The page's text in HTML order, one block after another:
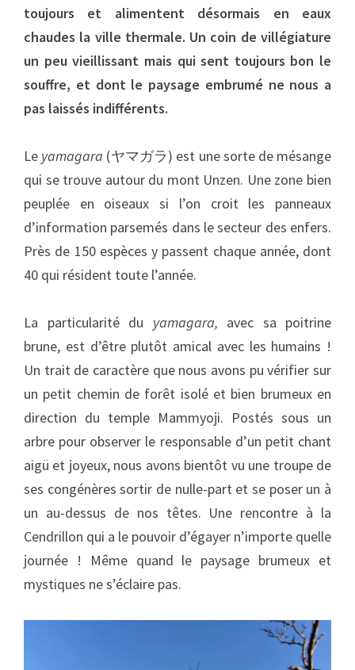
toujours et alimentent désormais en eaux
chaudes la ville thermale. Un coin de villégiature
un peu vieillissant mais qui sent toujours bon le
souffre, et dont le paysage embrumé ne nous a
pas laissés indifférents.
Le yamagara (ヤマガラ) est une sorte de mésange
qui se trouve autour du mont Unzen. Une zone bien
peuplée en oiseaux si l’on croit les panneaux
d’information parsemés dans le secteur des enfers.
Près de 150 espèces y passent chaque année, dont
40 qui résident toute l’année.
La particularité du yamagara, avec sa poitrine
brune, est d’être plutôt amical avec les humains !
Un trait de caractère que nous avons pu vérifier sur
un petit chemin de forêt isolé et bien brumeux en
direction du temple Mammyoji. Postés sous un
arbre pour observer le responsable d’un petit chant
aigü et joyeux, nous avons bientôt vu une troupe de
ses congénères sortir de nulle-part et se poser un à
un au-dessus de nos têtes. Une rencontre à la
Cendrillon qui a le pouvoir d’égayer n’importe quelle
journée ! Même quand le paysage brumeux et
mystiques ne s’éclaire pas.